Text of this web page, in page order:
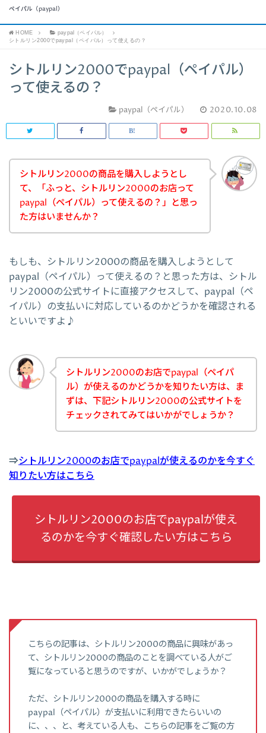
ペイパル（paypal）
HOME
paypal（ペイパル）
シトルリン2000でpaypal（ペイパル）って使えるの？
シトルリン2000でpaypal（ペイパル）
って使えるの？
paypal（ペイパル） 2020.10.08
シトルリン2000の商品を購入しようとし
て、「ふっと、シトルリン2000のお店って
paypal（ペイパル）って使えるの？」と思っ
た方はいませんか？
もしも、シトルリン2000の商品を購入しようとして
paypal（ペイパル）って使えるの？と思った方は、シトル
リン2000の公式サイトに直接アクセスして、paypal（ペ
イパル）の支払いに対応しているのかどうかを確認される
といいですよ♪
シトルリン2000のお店でpaypal（ペイパ
ル）が使えるのかどうかを知りたい方は、ま
ずは、下記シトルリン2000の公式サイトを
チェックされてみてはいかがでしょうか？
⇒シトルリン2000のお店でpaypalが使えるのかを今すぐ
知りたい方はこちら
シトルリン2000のお店でpaypalが使え
るのかを今すぐ確認したい方はこちら
こちらの記事は、シトルリン2000の商品に興味があっ
て、シトルリン2000の商品のことを調べている人がご
覧になっていると思うのですが、いかがでしょうか？
ただ、シトルリン2000の商品を購入する時に
paypal（ペイパル）が支払いに利用できたらいいの
に、、、と、考えている人も、こちらの記事をご覧の方